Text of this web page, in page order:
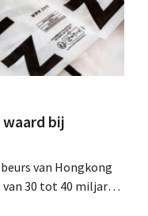
bij
van Hongkong
30 tot 40 miljard